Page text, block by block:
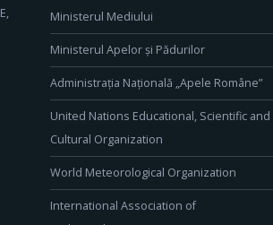
Ministerul Mediului
Ministerul Apelor și Pădurilor
Administrația Națională „Apele Române”
United Nations Educational, Scientific and
Cultural Organization
World Meteorological Organization
International Association of